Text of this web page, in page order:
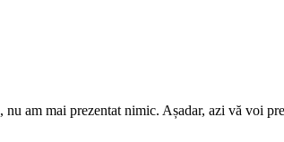
am mai prezentat nimic. Așadar, azi vă voi